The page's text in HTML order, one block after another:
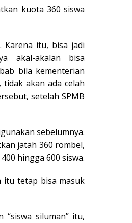
kuota 360 siswa
Karena itu, bisa jadi
akal-akalan bisa
bila kementerian
akan ada celah
setelah SPMB
sebelumnya.
jatah 360 rombel,
hingga 600 siswa.
itu tetap bisa masuk
siluman” itu,